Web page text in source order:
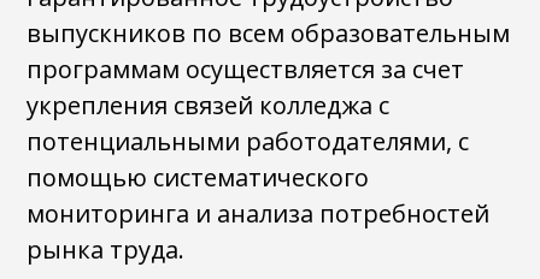
выпускников по всем образовательным
программам осуществляется за счет
укрепления связей колледжа с
потенциальными работодателями, с
помощью систематического
мониторинга и анализа потребностей
рынка труда.